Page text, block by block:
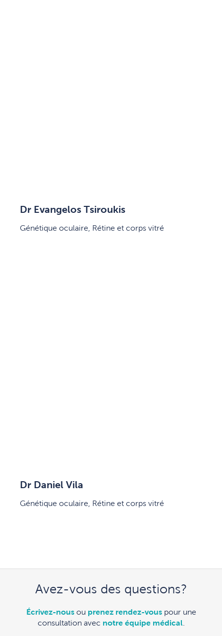
Dr Evangelos Tsiroukis
Génétique oculaire, Rétine et corps vitré
Dr Daniel Vila
Génétique oculaire, Rétine et corps vitré
Avez-vous des questions?
Écrivez-nousou prenez rendez-vouspour une
consultation avec notre équipe médical.